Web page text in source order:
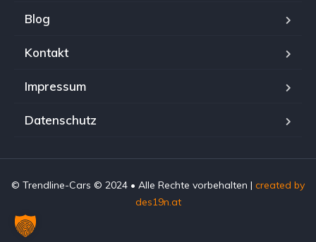
Blog
Kontakt
Impressum
Datenschutz
© Trendline-Cars © 2024 • Alle Rechte vorbehalten | created by
des19n.at